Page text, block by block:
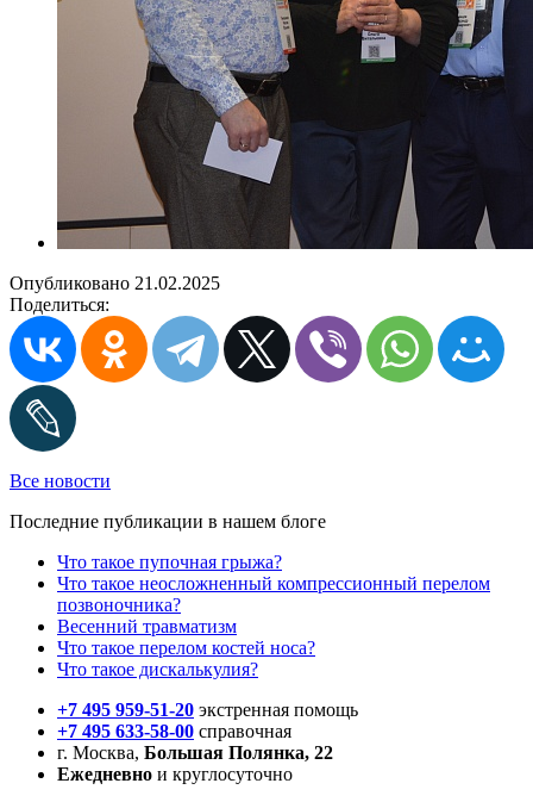
Опубликовано 21.02.2025
Поделиться:
Все новости
Последние публикации в нашем блоге
Что такое пупочная грыжа?
Что такое неосложненный компрессионный перелом
позвоночника?
Весенний травматизм
Что такое перелом костей носа?
Что такое дискалькулия?
+7 495 959-51-20 экстренная помощь
+7 495 633-58-00 справочная
г. Москва, Большая Полянка, 22
Ежедневно и круглосуточно